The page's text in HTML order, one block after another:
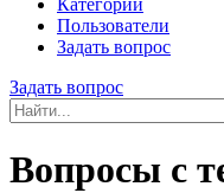
Категории
Пользователи
Задать вопрос
Задать вопрос
Вопросы с